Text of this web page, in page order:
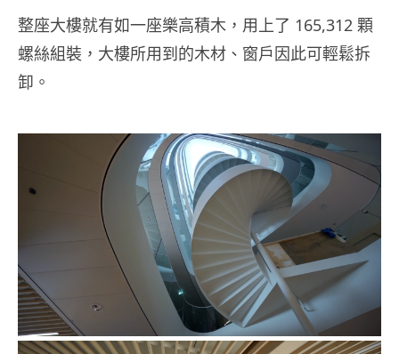
整座大樓就有如一座樂高積木，用上了 165,312 顆
螺絲組裝，大樓所用到的木材、窗戶因此可輕鬆拆
卸。